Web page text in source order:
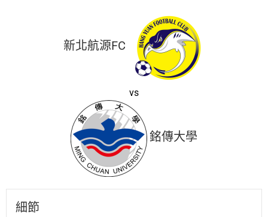
新北航源FC
vs
銘傳大學
細節